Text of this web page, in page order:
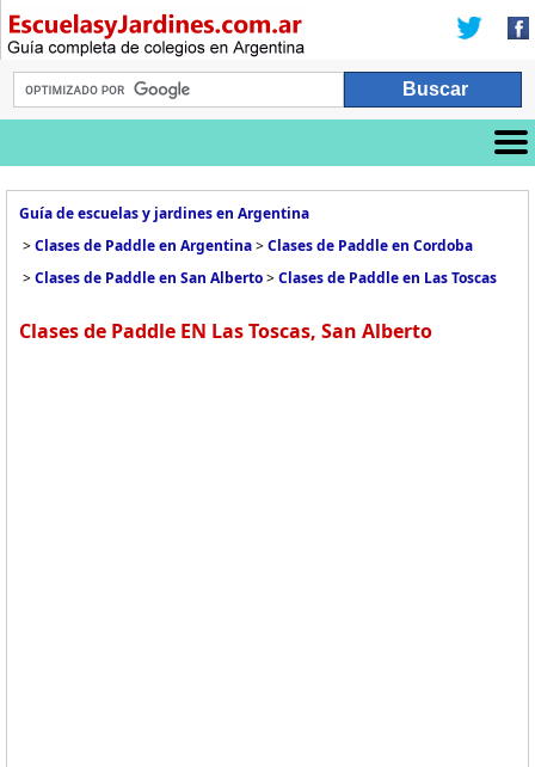
Guía de escuelas y jardines en Argentina
>Clases de Paddle en Argentina>Clases de Paddle en Cordoba
>Clases de Paddle en San Alberto>Clases de Paddle en Las Toscas
Clases de Paddle EN Las Toscas, San Alberto